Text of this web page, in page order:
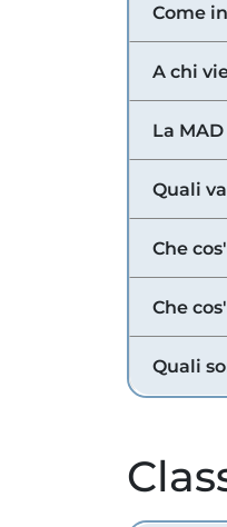
Come
A chi
La
Quali
Che
Che
Quali